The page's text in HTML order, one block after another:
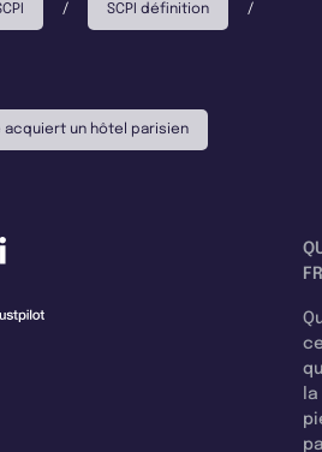
/ SCPI définition /
acquiert un hôtel parisien
la